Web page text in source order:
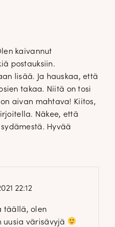
kaivannut
postauksiin.
lisää. Ja hauskaa, että
takaa. Niitä on tosi
aivan mahtava! Kiitos,
Näkee, että
Hyvää
22:12
täällä, olen
uusia värisävyjä